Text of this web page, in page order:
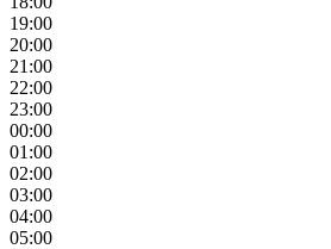
19:00
20:00
21:00
22:00
23:00
00:00
01:00
02:00
03:00
04:00
05:00